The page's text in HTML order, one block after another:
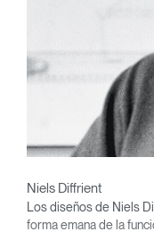
Niels Diffrient
Los diseños de Niels
forma emana de la